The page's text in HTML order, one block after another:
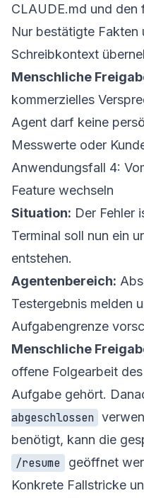
CLAUDE.md und den
Nur bestätigte Fakten
Schreibkontext
Menschliche
kommerzielles
Agent darf keine
Messwerte oder
Anwendungsfall 4:
Feature wechseln
Situation: Der Fehler
Terminal soll nun ein
entstehen.
Agentenbereich:
Testergebnis melden
Aufgabengrenze
Menschliche
offene Folgearbeit
Aufgabe gehört.
abgeschlossen
benötigt, kann die
/resume
geöffnet
Konkrete Fallstricke